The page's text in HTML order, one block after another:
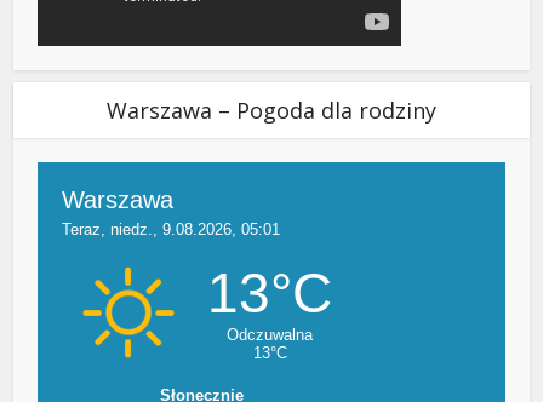
Warszawa – Pogoda dla rodziny